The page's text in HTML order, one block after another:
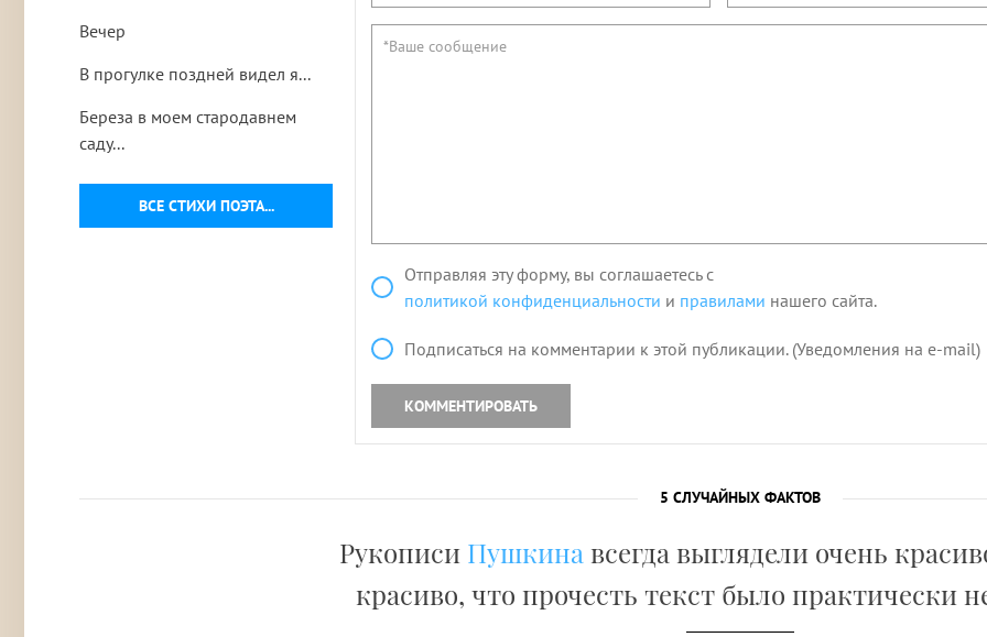
ВСЕ СТИХИ ПОЭТА...
Вечер
В прогулке поздней видел я...
Береза в моем стародавнем
саду...
Отправляя эту форму, вы соглашаетесь с
политикой конфиденциальности и правилами нашего сайта.
Подписаться на комментарии к этой публикации. (Уведомления на e-mail)
КОММЕНТИРОВАТЬ
5 СЛУЧАЙНЫХ ФАКТОВ
Рукописи Пушкина всегда выглядели очень
красиво, что прочесть текст было практически